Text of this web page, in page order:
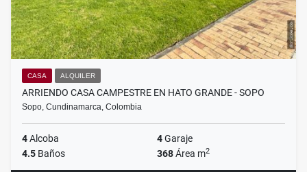
CASA ALQUILER
ARRIENDO CASA CAMPESTRE EN HATO GRANDE - SOPO
Sopo, Cundinamarca, Colombia
4Alcoba 4Garaje
4.5 Baños 368Área m2